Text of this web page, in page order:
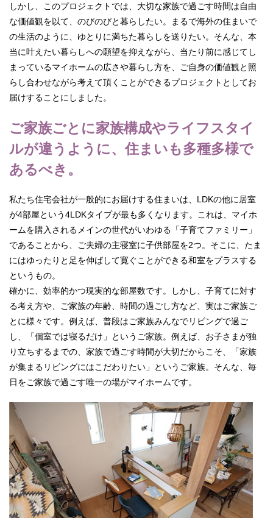
しかし、このプロジェクトでは、大切な家族で過ごす時間は自由
な価値観を以て、のびのびと暮らしたい。まるで海外の住まいで
の生活のように、ゆとりに満ちた暮らしを送りたい。そんな、本
当に叶えたい暮らしへの願望を抑えながら、当たり前に感じてし
まっているマイホームの広さや暮らし方を、ご自身の価値観と照
らし合わせながら考えて頂くことができるプロジェクトとしてお
届けすることにしました。
ご家族ごとに家族構成やライフスタイ
ルが違うように、住まいも多種多様で
あるべき。
私たち住宅会社が一般的にお届けする住まいは、LDKの他に居室
が4部屋という4LDKタイプが最も多くなります。これは、マイホ
ームを購入されるメインの世代がいわゆる「子育てファミリー」
であることから、ご夫婦の主寝室に子供部屋を2つ。そこに、たま
にはゆったりと足を伸ばして寛ぐことができる和室をプラスする
というもの。
確かに、効率的かつ現実的な部屋数です。しかし、子育てに対す
る考え方や、ご家族の年齢、時間の過ごし方など、実はご家族ご
とに様々です。例えば、普段はご家族みんなでリビングで過ご
し、「個室では寝るだけ」というご家族。例えば、お子さまが独
り立ちするまでの、家族で過ごす時間が大切だからこそ、「家族
が集まるリビングにはこだわりたい」というご家族。そんな、毎
日をご家族で過ごす唯一の場がマイホームです。